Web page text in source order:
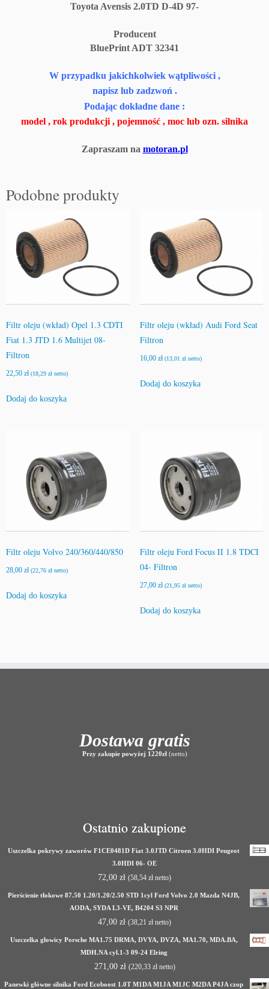
Toyota Avensis 2.0TD D-4D 97-
Producent
BluePrint ADT 32341
W przypadku jakichkolwiek wątpliwości ,
napisz lub zadzwoń .
Podając dokładne dane :
model , rok produkcji , pojemność , moc lub ozn. silnika
Zapraszam na motoran.pl
Podobne produkty
Filtr oleju (wkład) Opel 1.3 CDTI
Fiat 1.3 JTD 1.6 Multijet 08-
Filtron
22,50 zł (18,29 zł netto)
Dodaj do koszyka
Filtr oleju (wkład) Audi Ford Seat
Filtron
16,00 zł (13,01 złnetto)
Dodaj do koszyka
Filtr oleju Volvo 240/360/440/850
28,00 zł (22,76 zł netto)
Dodaj do koszyka
Filtr oleju Ford Focus II 1.8 TDCI
04- Filtron
27,00 zł (21,95 złnetto)
Dodaj do koszyka
Dostawa gratis
Przy zakupie powyżej 1220zł(netto)
Ostatnio zakupione
Uszczelka pokrywy zaworów F1CE0481D Fiat 3.0JTD Citroen 3.0HDI Peugeot
3.0HDI 06- OE
72,00 zł (58,54 zł netto)
Pierścienie tłokowe 87.50 1.20/1.20/2.50 STD 1cyl Ford Volvo 2.0 Mazda N4JB,
AODA, SYDA L3-VE, B4204 S3 NPR
47,00 zł (38,21 zł netto)
Uszczelka głowicy Porsche MA1.75 DRMA, DVYA, DVZA, MA1.70, MDA.BA,
MDH.NA cyl.1-3 09-24 Elring
271,00 zł (220,33 złnetto)
Panewki główne silnika Ford Ecoboost 1.0T M1DA M1JA M1JC M2DA P4JA czop